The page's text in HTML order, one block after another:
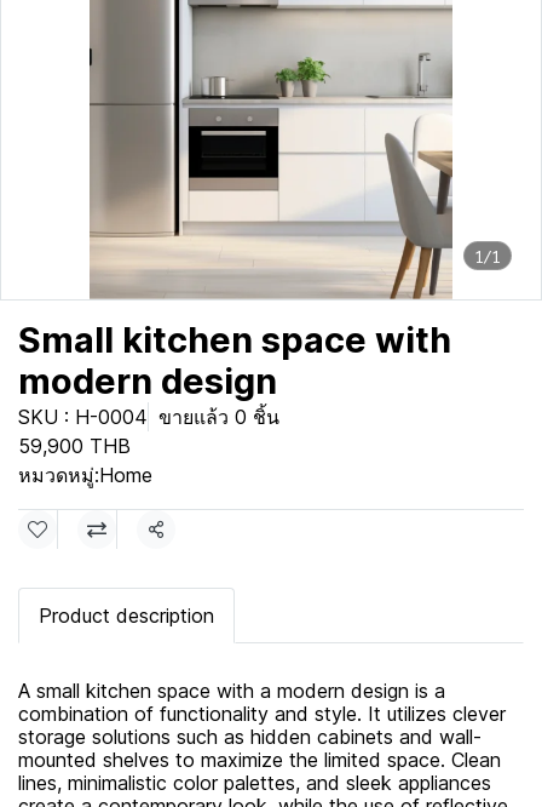
1/1
Small kitchen space with
modern design
SKU : H-0004 ขายแล้ว 0 ชิ้น
59,900 THB
หมวดหมู่:Home
แชร์
Product description
A small kitchen space with a modern design is a
combination of functionality and style. It utilizes clever
storage solutions such as hidden cabinets and wall-
mounted shelves to maximize the limited space. Clean
lines, minimalistic color palettes, and sleek appliances